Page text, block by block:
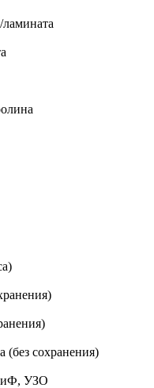
(без сохранения)
УЗО